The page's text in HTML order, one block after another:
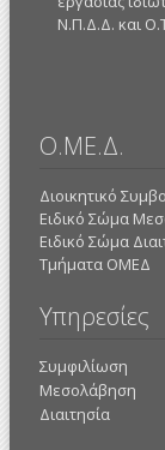
Ν.Π.Δ.Δ. και
Ο.ΜΕ.Δ.
Διοικητικό
Ειδικό Σώμα
Ειδικό Σώμα
Τμήματα ΟΜΕΔ
Υπηρεσίες
Συμφιλίωση
Μεσολάβηση
Διαιτησία